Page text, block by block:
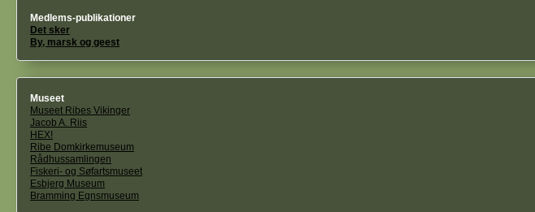
Medlems-publikationer
Det sker
By, marsk og geest
Museet
Museet Ribes Vikinger
Jacob A. Riis
HEX!
Ribe Domkirkemuseum
Rådhussamlingen
Fiskeri- og Søfartsmuseet
Esbjerg Museum
Bramming Egnsmuseum